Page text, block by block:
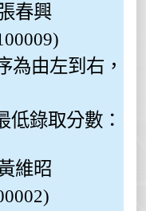
春興
由左到右，
錄取分數：
維昭